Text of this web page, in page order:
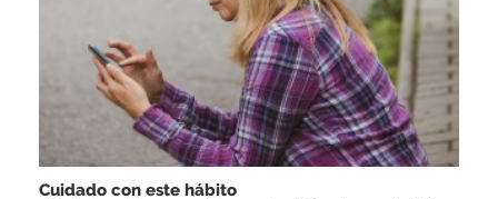
Cuidado con este hábito